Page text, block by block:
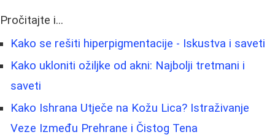
Pročitajte i...
Kako se rešiti hiperpigmentacije - Iskustva i saveti
Kako ukloniti ožiljke od akni: Najbolji tretmani i
saveti
Kako Ishrana Utječe na Kožu Lica? Istraživanje
Veze Između Prehrane i Čistog Tena